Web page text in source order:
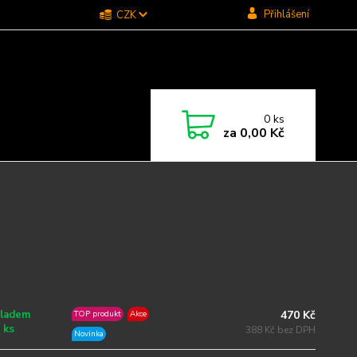
CZK Přihlášení
0ks
za 0,00 Kč
ks
TOP produkt
Akce
Novinka
470 Kč
388 Kč bez DPH